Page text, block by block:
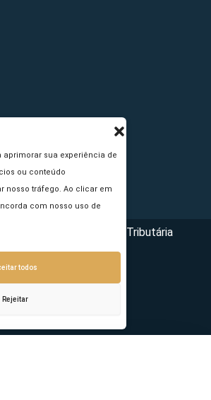
aprimorar sua experiência de
ou conteúdo
nosso tráfego. Ao clicar em
com nosso uso de
todos
Rejeitar
- Portal da Reforma Tributária